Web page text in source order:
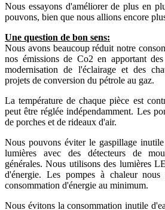
Nous essayons d'améliorer de plus en
pouvons, bien que nous allions encore
Une question de bon sens:
Nous avons beaucoup réduit notre
nos émissions de Co2 en apportant
modernisation de l'éclairage et des
projets de conversion du pétrole au gaz.
La température de chaque pièce est
peut être réglée indépendamment. Les
de porches et de rideaux d'air.
Nous pouvons éviter le gaspillage
lumières avec des détecteurs de
générales. Nous utilisons des lumières
d'énergie. Les pompes à chaleur
consommation d'énergie au minimum.
Nous évitons la consommation inutile